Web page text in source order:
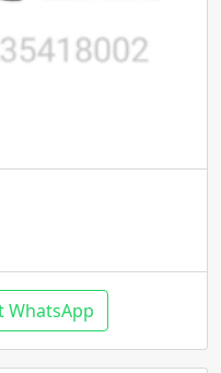
WhatsApp